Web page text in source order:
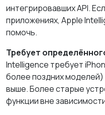
интегрировавших API.
приложениях, Apple
помочь.
Требует
Intelligence требует
более поздних моделей)
выше. Более старые
функции вне